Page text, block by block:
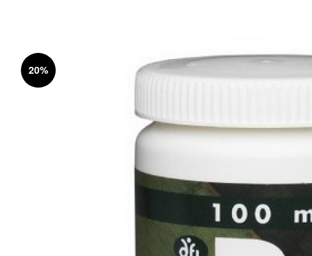
Varen er nu i kurven ✔
Vi anbefaler dig disse
20%